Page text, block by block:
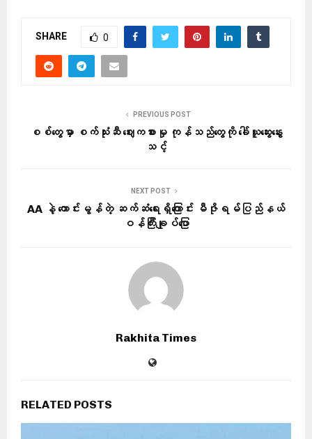
SHARE 0
PREVIOUS POST
စစ်တွေမှာ စက်သုံးဆီ ဈေးကစားမှု ကုန်သည်တွေကို ခေါ်ယူဆွေးနွေး
သင့်
NEXT POST
AA နဲ့ ကောင်းမွန်တဲ့ ဆက်ဆံရေးရှိကြောင်း မီဇိုရမ်ပြည်နယ်
ဝန်ကြီးချုပ်ပြော
Rakhita Times
RELATED POSTS